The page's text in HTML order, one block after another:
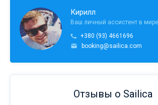
Кирилл
Ваш личный ассистент в мире
+380 (93) 4661696
booking@sailica.com
Отзывы о Sailica